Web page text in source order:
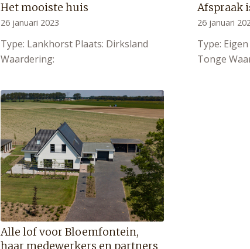
Het mooiste huis
26 januari 2023
Type: Lankhorst Plaats: Dirksland
Waardering:
Afspraak
26 januari
Type:
Tonge
Alle lof voor Bloemfontein,
haar medewerkers en partners